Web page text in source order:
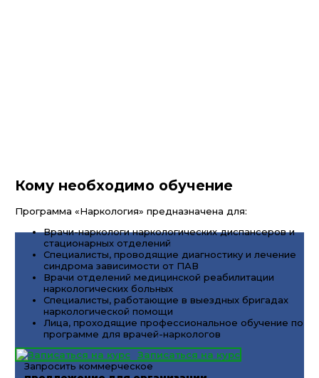
Кому необходимо обучение
Программа «Наркология» предназначена для:
Врачи-наркологи наркологических диспансеров и
стационарных отделений
Специалисты, проводящие диагностику и лечение
синдрома зависимости от ПАВ
Врачи отделений медицинской реабилитации
наркологических больных
Специалисты, работающие в выездных бригадах
наркологической помощи
Лица, проходящие профессиональное обучение по
программе для врачей-наркологов
Записаться на курс
Запросить коммерческое